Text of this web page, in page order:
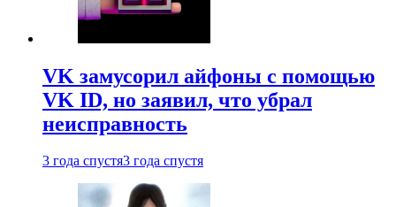
VK замусорил айфоны с помощью
VK ID, но заявил, что убрал
неисправность
3 года спустя3 года спустя